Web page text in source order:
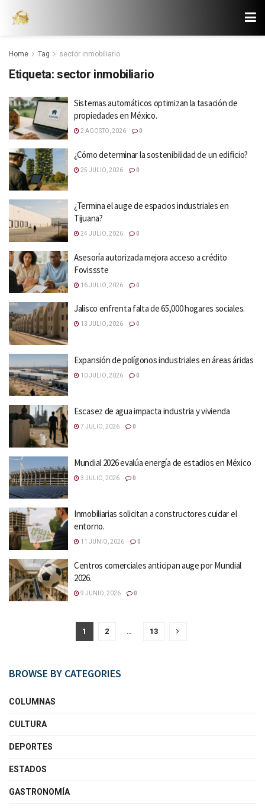
Home Tag sector inmobiliario
Etiqueta: sector inmobiliario
Sistemas automáticos optimizan la tasación de
propiedades en México.
2 AGOSTO, 2026 0
¿Cómo determinar la sostenibilidad de un edificio?
25 JULIO, 2026 0
¿Termina el auge de espacios industriales en
Tijuana?
24 JULIO, 2026 0
Asesoría autorizada mejora acceso a crédito
Fovissste
16 JULIO, 2026 0
Jalisco enfrenta falta de 65,000 hogares sociales.
13 JULIO, 2026 0
Expansión de polígonos industriales en áreas áridas
10 JULIO, 2026 0
Escasez de agua impacta industria y vivienda
7 JULIO, 2026 0
Mundial 2026 evalúa energía de estadios en México
3 JULIO, 2026 0
Inmobiliarias solicitan a constructores cuidar el
entorno.
11 JUNIO, 2026 0
Centros comerciales anticipan auge por Mundial
2026.
9 JUNIO, 2026 0
1 2 … 13
BROWSE BY CATEGORIES
COLUMNAS
CULTURA
DEPORTES
ESTADOS
GASTRONOMÍA